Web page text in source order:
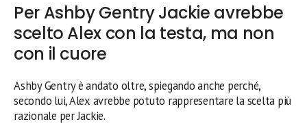
Per Ashby Gentry Jackie avrebbe
scelto Alex con la testa, ma non
con il cuore
Ashby Gentry è andato oltre, spiegando anche perché,
secondo lui, Alex avrebbe potuto rappresentare la scelta più
razionale per Jackie.